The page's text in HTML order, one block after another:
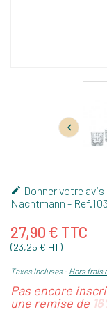

 Donner votre avis
Nachtmann - Ref.
27,90 € TTC
(23,25 € HT)
Taxes incluses Hors frais
Pas encore
une remise de